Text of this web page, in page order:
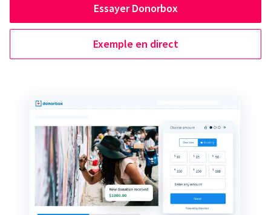
Essayer Donorbox
Exemple en direct